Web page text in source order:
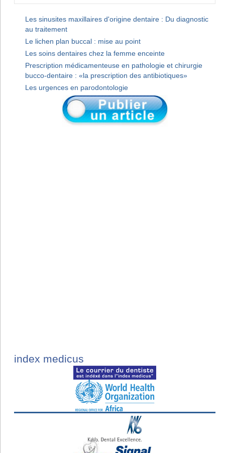
Les sinusites maxillaires d'origine dentaire : Du diagnostic
au traitement
Le lichen plan buccal : mise au point
Les soins dentaires chez la femme enceinte
Prescription médicamenteuse en pathologie et chirurgie
bucco-dentaire : «la prescription des antibiotiques»
Les urgences en parodontologie
index medicus